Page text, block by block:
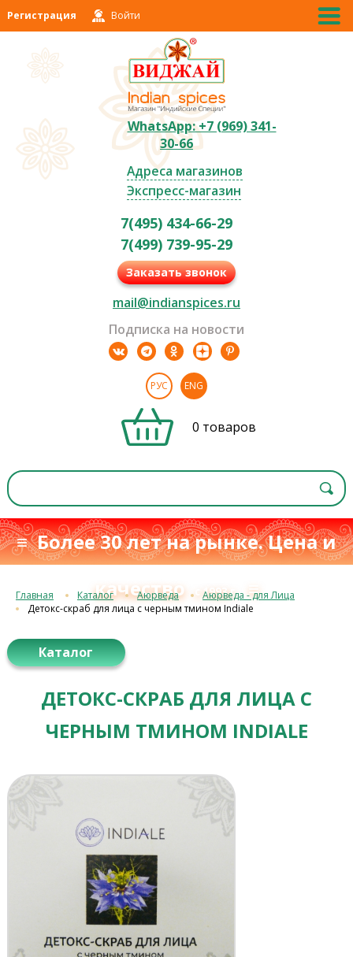
Регистрация Войти
WhatsApp: +7 (969) 341-
30-66
Адреса магазинов
Экспресс-магазин
7(495) 434-66-29
7(499) 739-95-29
Заказать звонок
mail@indianspices.ru
Подписка на новости
РУС ENG
0 товаров
≡ Более 30 лет на рынке. Цена и
качество с 1993 г.≡
Главная Каталог Аюрведа
Аюрведа - для Лица
Детокс-скраб для лица с черным тмином Indiale
Каталог
ДЕТОКС-СКРАБ ДЛЯ ЛИЦА С
ЧЕРНЫМ ТМИНОМ INDIALE